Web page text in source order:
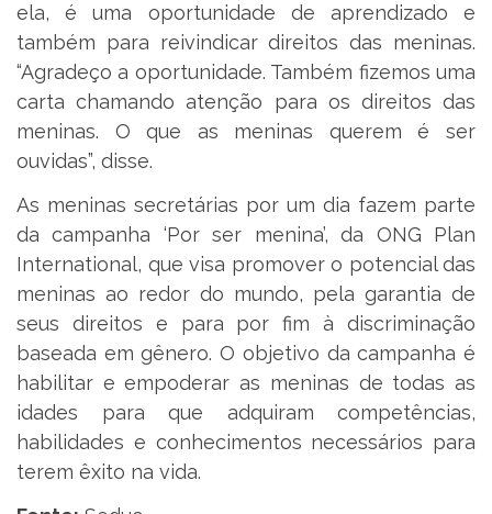
ela, é uma oportunidade de aprendizado e
também para reivindicar direitos das meninas.
“Agradeço a oportunidade. Também fizemos uma
carta chamando atenção para os direitos das
meninas. O que as meninas querem é ser
ouvidas”, disse.
As meninas secretárias por um dia fazem parte
da campanha ‘Por ser menina’, da ONG Plan
International, que visa promover o potencial das
meninas ao redor do mundo, pela garantia de
seus direitos e para por fim à discriminação
baseada em gênero. O objetivo da campanha é
habilitar e empoderar as meninas de todas as
idades para que adquiram competências,
habilidades e conhecimentos necessários para
terem êxito na vida.